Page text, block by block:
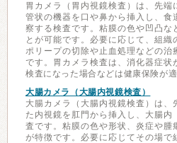
胃カメラ（胃内視鏡検査）は、先端
管状の機器を口や鼻から挿入し、食
察する検査です。粘膜の色や凹凸な
とが可能です。必要に応じて、組織
ポリープの切除や止血処理などの治
です。胃カメラ検査は、消化器症状
検査になった場合などは健康保険が適
大腸カメラ（大腸内視鏡検査）
大腸カメラ（大腸内視鏡検査）は、
た内視鏡を肛門から挿入し、大腸内
査です。粘膜の色や形状、炎症や腫
が特徴です。必要に応じてその場で